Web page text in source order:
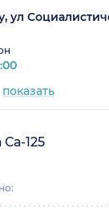
ул
показать
125